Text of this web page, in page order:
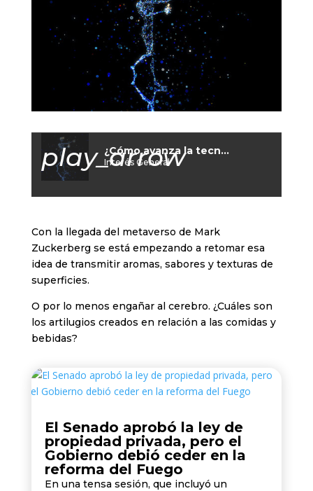
play_arrow ¿Cómo avanza la tecnología multisensorial?
Interés General
Con la llegada del metaverso de Mark
Zuckerberg se está empezando a retomar esa
idea de transmitir aromas, sabores y texturas de
superficies.
O por lo menos engañar al cerebro. ¿Cuáles son
los artilugios creados en relación a las comidas y
bebidas?
El Senado aprobó la ley de
propiedad privada, pero el
Gobierno debió ceder en la
reforma del Fuego
En una tensa sesión, que incluyó un